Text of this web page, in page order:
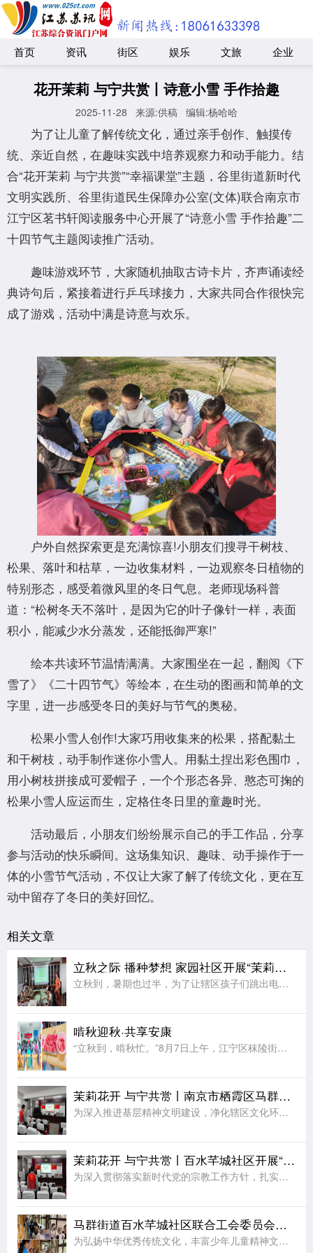
首页 资讯 街区 娱乐 文旅 企业
花开茉莉 与宁共赏丨诗意小雪 手作拾趣
2025-11-28 来源:供稿 编辑:杨哈哈
为了让儿童了解传统文化，通过亲手创作、触摸传
统、亲近自然，在趣味实践中培养观察力和动手能力。结
合“花开茉莉 与宁共赏”“幸福课堂”主题，谷里街道新时代
文明实践所、谷里街道民生保障办公室(文体)联合南京市
江宁区茗书轩阅读服务中心开展了“诗意小雪 手作拾趣”二
十四节气主题阅读推广活动。
趣味游戏环节，大家随机抽取古诗卡片，齐声诵读经
典诗句后，紧接着进行乒乓球接力，大家共同合作很快完
成了游戏，活动中满是诗意与欢乐。
户外自然探索更是充满惊喜!小朋友们搜寻干树枝、
松果、落叶和枯草，一边收集材料，一边观察冬日植物的
特别形态，感受着微风里的冬日气息。老师现场科普
道：“松树冬天不落叶，是因为它的叶子像针一样，表面
积小，能减少水分蒸发，还能抵御严寒!”
绘本共读环节温情满满。大家围坐在一起，翻阅《下
雪了》《二十四节气》等绘本，在生动的图画和简单的文
字里，进一步感受冬日的美好与节气的奥秘。
松果小雪人创作!大家巧用收集来的松果，搭配黏土
和干树枝，动手制作迷你小雪人。用黏土捏出彩色围巾，
用小树枝拼接成可爱帽子，一个个形态各异、憨态可掬的
松果小雪人应运而生，定格住冬日里的童趣时光。
活动最后，小朋友们纷纷展示自己的手工作品，分享
参与活动的快乐瞬间。这场集知识、趣味、动手操作于一
体的小雪节气活动，不仅让大家了解了传统文化，更在互
动中留存了冬日的美好回忆。
相关文章
立秋之际 播种梦想 家园社区开展“茉莉花开”七彩夏日节气亲子活动
立秋到，暑期也过半，为了让辖区孩子们跳出电子屏幕、沉浸式感受传统节气文化的独特魅力，同时绷紧暑期安全防护弦，在亲子协作中收获充实又安心的暑期记忆，近日，江宁区秣陵街道家园社区在三楼活动空间顺利开展“立
啃秋迎秋·共享安康
“立秋到，啃秋忙。”8月7日上午，江宁区秣陵街道火炬村开展了“啃秋迎秋·共享安康”为主题的立秋敬老活动。活动室里瓜香四溢、笑声阵阵。桌上摆满了红瓤西瓜，老人围坐一堂，一边品尝着清甜的“啃秋”瓜，一边聊
茉莉花开 与宁共赏丨南京市栖霞区马群街道百水芊城社区开展“扫黄打非树新风 全民阅读沐书香”全民阅读活动
为深入推进基层精神文明建设，净化辖区文化环境，培育全民阅读新风尚，筑牢社区思想文化安全防线，8月6日，栖霞区马群街道百水芊城社区党委依托社区新时代文明实践站组织全体社区工作人员，开展“扫黄打非树新风
茉莉花开 与宁共赏丨百水芊城社区开展“依法规范宗教工作 携手共建和谐家园”宣传活动
为深入贯彻落实新时代党的宗教工作方针，扎实推进宗教工作法治化、规范化建设，切实筑牢基层治理安全防线，营造文明和谐、团结稳定的社区氛围，8月6日，栖霞区马群街道百水芊城社区党委依托社区新时代文明实践站精
马群街道百水芊城社区联合工会委员会开展非遗烧箔画手工活动
为弘扬中华优秀传统文化，丰富少年儿童精神文化生活，拉近邻里情感距离，8月7日，栖霞区马群街道科协、马群街道百水芊城社区联合工会委员会、百水芊城社区党委依托新时代文明实践站，组织开展非遗烧箔画手工体验活